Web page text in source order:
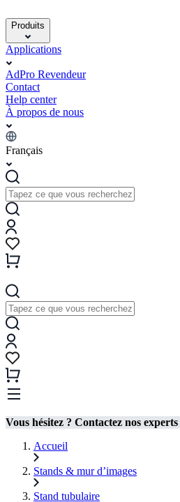
Produits
Applications
AdPro Revendeur
Contact
Help center
À propos de nous
Français
Vous hésitez ? Contactez nos experts
Accueil
Stands & mur d’images
Stand tubulaire​